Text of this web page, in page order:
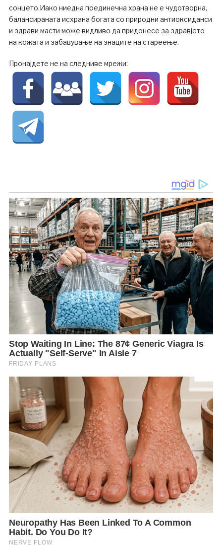
сонцето.Иако ниедна поединечна храна не е чудотворна,
балансираната исхрана богата со природни антиоксиданси
и здрави масти може видливо да придонесе за здравјето
на кожата и забавување на знаците на стареење.
Пронајдете не на следниве мрежи: